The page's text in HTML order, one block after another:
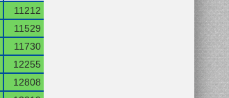
11212
11529
11730
12255
12808